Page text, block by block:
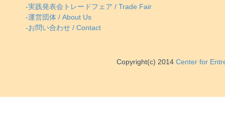
-実践発表会トレードフェア / Trade Fair
-運営団体 / About Us
-お問い合わせ / Contact
Copyright(c) 2014 Center for